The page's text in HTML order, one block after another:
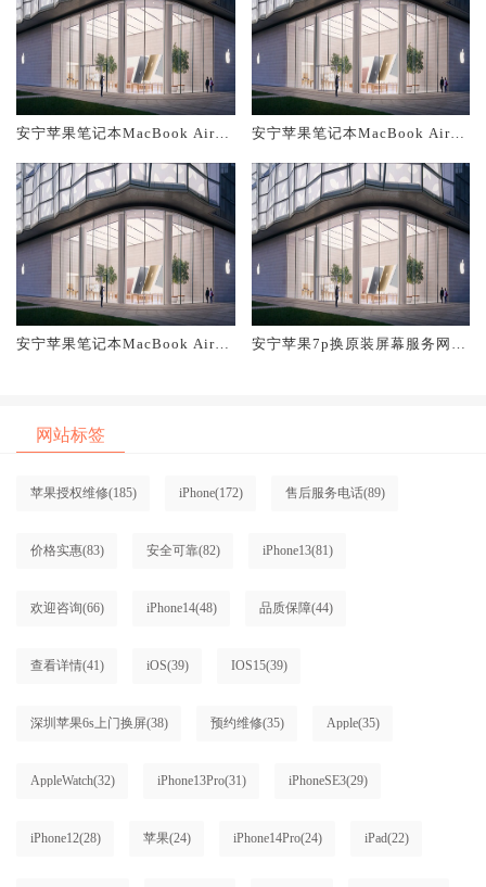
安宁苹果笔记本MacBook Air换
安宁苹果笔记本MacBook Air换
安宁苹果笔记本MacBook Air换
安宁苹果7p换原装屏幕服务网点
网站标签
苹果授权维修(185) iPhone(172) 售后服务电话(89)
价格实惠(83) 安全可靠(82) iPhone13(81)
欢迎咨询(66) iPhone14(48) 品质保障(44)
查看详情(41) iOS(39) IOS15(39)
深圳苹果6s上门换屏(38) 预约维修(35) Apple(35)
AppleWatch(32) iPhone13Pro(31) iPhoneSE3(29)
iPhone12(28) 苹果(24) iPhone14Pro(24) iPad(22)